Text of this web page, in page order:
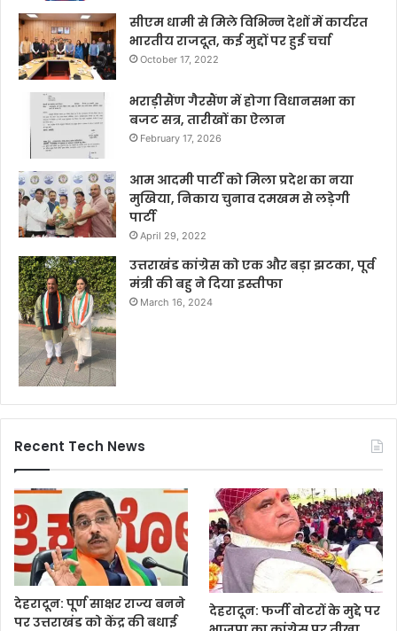
सीएम धामी से मिले विभिन्न देशों में कार्यरत
भारतीय राजदूत, कई मुद्दों पर हुई चर्चा
October 17, 2022
भराड़ीसैंण गैरसैंण में होगा विधानसभा का
बजट सत्र, तारीखों का ऐलान
February 17, 2026
आम आदमी पार्टी को मिला प्रदेश का नया
मुखिया, निकाय चुनाव दमखम से लड़ेगी
पार्टी
April 29, 2022
उत्तराखंड कांग्रेस को एक और बड़ा झटका, पूर्व
मंत्री की बहु ने दिया इस्तीफा
March 16, 2024
Recent Tech News
देहरादून: पूर्ण साक्षर राज्य बनने
पर उत्तराखंड को केंद्र की बधाई
देहरादून: फर्जी वोटरों के मुद्दे पर